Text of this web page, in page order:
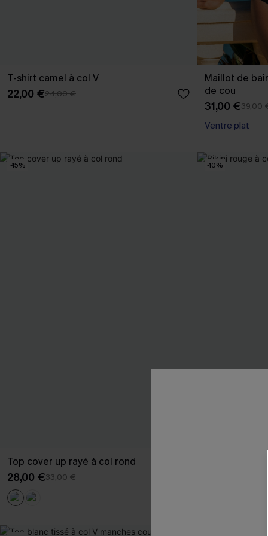
T-shirt camel à col V
22,00 €24,00 €
Maillot de
de cou
31,00 €39,00
Ventre plat
-15%
Top cover up rayé à col rond
28,00 €33,00 €
-10%